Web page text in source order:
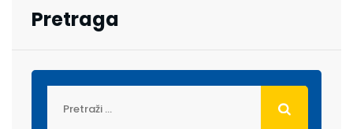
Pretraga